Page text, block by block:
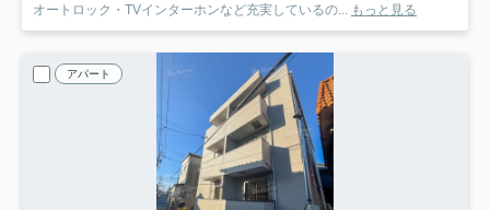
オートロック・TVインターホンなど充実しているの... もっと見る
アパート